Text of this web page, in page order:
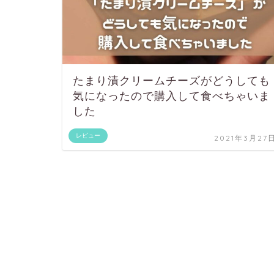
レビュー
たまり漬クリームチーズがどうしても
気になったので購入して食べちゃいま
した
2021年3月27